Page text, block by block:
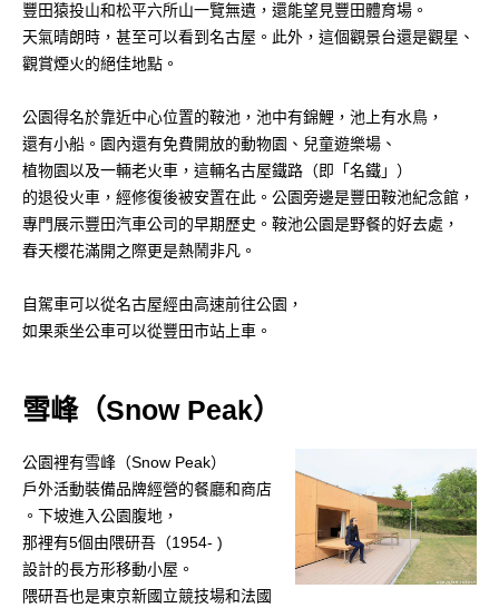
豐田猿投山和松平六所山一覽無遺，還能望見豐田體育場。
天氣晴朗時，甚至可以看到名古屋。此外，這個觀景台還是觀星、
觀賞煙火的絕佳地點。
公園得名於靠近中心位置的鞍池，池中有錦鯉，池上有水鳥，
還有小船。園內還有免費開放的動物園、兒童遊樂場、
植物園以及一輛老火車，這輛名古屋鐵路（即「名鐵」）
的退役火車，經修復後被安置在此。公園旁邊是豐田鞍池紀念館，
專門展示豐田汽車公司的早期歷史。鞍池公園是野餐的好去處，
春天櫻花滿開之際更是熱鬧非凡。
自駕車可以從名古屋經由高速前往公園，
如果乘坐公車可以從豐田市站上車。
雪峰（Snow Peak）
公園裡有雪峰（Snow Peak）
戶外活動裝備品牌經營的餐廳和商店
。下坡進入公園腹地，
那裡有5個由隈研吾（1954- )
設計的長方形移動小屋。
隈研吾也是東京新國立競技場和法國